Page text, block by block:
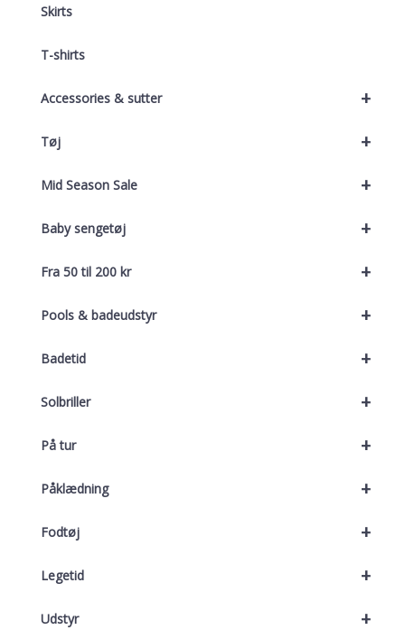
Skirts
T-shirts
+
Accessories & sutter
+
Tøj
+
Mid Season Sale
+
Baby sengetøj
+
Fra 50 til 200 kr
+
Pools & badeudstyr
+
Badetid
+
Solbriller
+
På tur
+
Påklædning
+
Fodtøj
+
Legetid
+
Udstyr